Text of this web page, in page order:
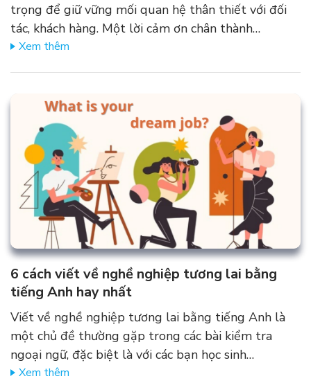
trọng để giữ vững mối quan hệ thân thiết với đối
tác, khách hàng. Một lời cảm ơn chân thành…
Xem thêm
6 cách viết về nghề nghiệp tương lai bằng
tiếng Anh hay nhất
Viết về nghề nghiệp tương lai bằng tiếng Anh là
một chủ đề thường gặp trong các bài kiểm tra
ngoại ngữ, đặc biệt là với các bạn học sinh…
Xem thêm